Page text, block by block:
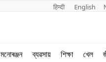
हिन्दी English
মনোৰঞ্জন ব্যৱসায় শিক্ষা খেল